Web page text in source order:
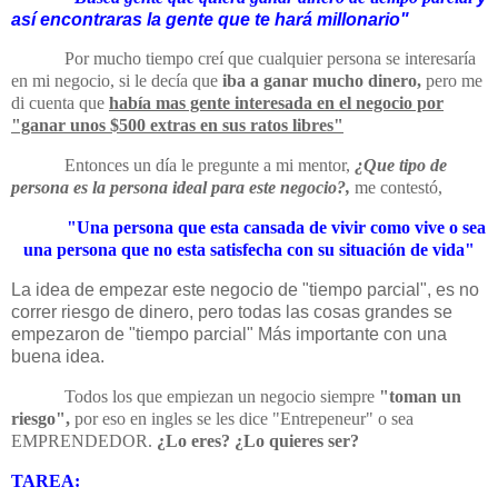
así encontraras la gente que te hará millonario"
Por mucho tiempo creí que cualquier persona se interesaría
en mi negocio, si le decía que iba a ganar mucho dinero, pero me
di cuenta que había mas gente interesada en el negocio por
"ganar unos $500 extras en sus ratos libres"
Entonces un día le pregunte a mi mentor, ¿Que tipo de
persona es la persona ideal para este negocio?, me contestó,
"Una persona que esta cansada de vivir como vive o sea
una persona que no esta satisfecha con su situación de vida"
La idea de empezar este negocio de "tiempo parcial", es no
correr riesgo de dinero, pero todas las cosas grandes se
empezaron de "tiempo parcial" Más importante con una
buena idea.
Todos los que empiezan un negocio siempre "toman un
riesgo", por eso en ingles se les dice "Entrepeneur" o sea
EMPRENDEDOR. ¿Lo eres? ¿Lo quieres ser?
TAREA: